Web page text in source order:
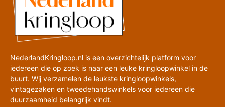
NederlandKringloop.nl is een overzichtelijk platform voor
iedereen die op zoek is naar een leuke kringloopwinkel in de
buurt. Wij verzamelen de leukste kringloopwinkels,
vintagezaken en tweedehandswinkels voor iedereen die
duurzaamheid belangrijk vindt.